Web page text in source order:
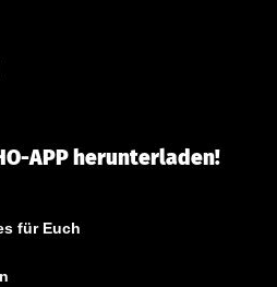
APP herunterladen!
für Euch